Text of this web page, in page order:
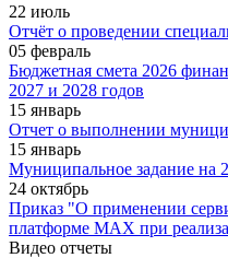
22 июль
Отчёт о проведении
05 февраль
Бюджетная смета 2026
2027 и 2028 годов
15 январь
Отчет о выполнении
15 январь
Муниципальное задание на
24 октябрь
Приказ "О применении
платформе МАХ при
Видео отчеты